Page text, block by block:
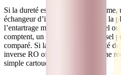
Si la dureté est le principal problème,
échangeur d’ions reste la solution la
l’entartrage mais que le rejet de sel
comptent, un conditionneur sans sel
comparé. Si la priorité est la pureté de
inverse RO offre généralement une
simple cartouche au charbon.